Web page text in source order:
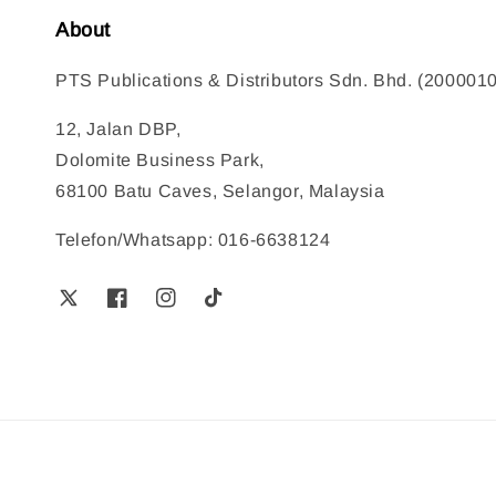
About
PTS Publications & Distributors Sdn. Bhd.
12, Jalan DBP,
Dolomite Business Park,
68100 Batu Caves, Selangor, Malaysia
Telefon/Whatsapp: 016-6638124